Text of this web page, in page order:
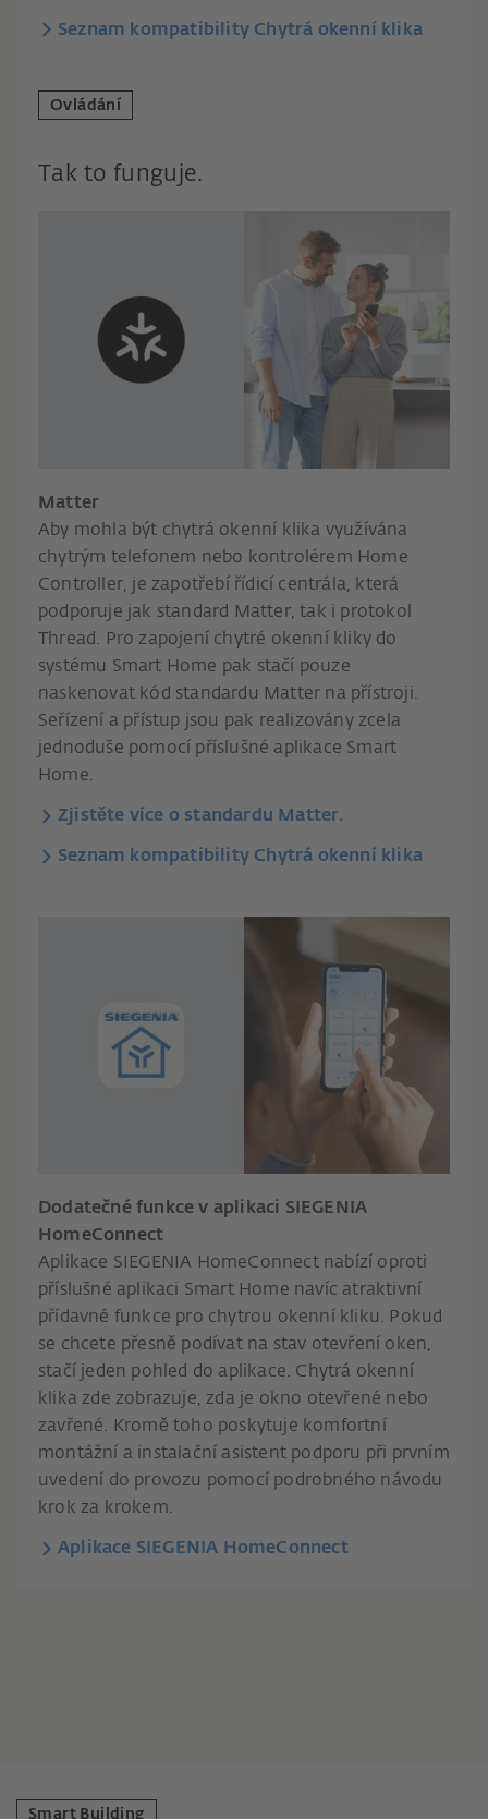
Seznam kompatibility Chytrá okenní klika
Ovládání
Tak to funguje.
Matter
Aby mohla být chytrá okenní klika využívána
chytrým telefonem nebo kontrolérem Home
Controller, je zapotřebí řídicí centrála, která
podporuje jak standard Matter, tak i protokol
Thread. Pro zapojení chytré okenní kliky do
systému Smart Home pak stačí pouze
naskenovat kód standardu Matter na přístroji.
Seřízení a přístup jsou pak realizovány zcela
jednoduše pomocí příslušné aplikace Smart
Home.
Zjistěte více o standardu Matter.
Seznam kompatibility Chytrá okenní klika
Dodatečné funkce v aplikaci SIEGENIA
HomeConnect
Aplikace SIEGENIA HomeConnect nabízí oproti
příslušné aplikaci Smart Home navíc atraktivní
přídavné funkce pro chytrou okenní kliku. Pokud
se chcete přesně podívat na stav otevření oken,
stačí jeden pohled do aplikace. Chytrá okenní
klika zde zobrazuje, zda je okno otevřené nebo
zavřené. Kromě toho poskytuje komfortní
montážní a instalační asistent podporu při prvním
uvedení do provozu pomocí podrobného návodu
krok za krokem.
Aplikace SIEGENIA HomeConnect
Smart Building